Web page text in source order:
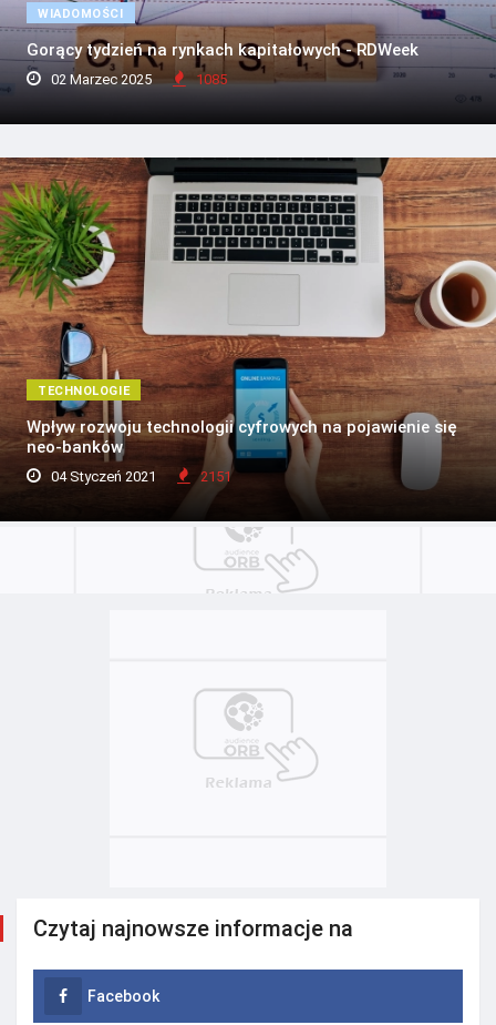
WIADOMOŚCI
Gorący tydzień na rynkach kapitałowych - RDWeek
02 Marzec 2025 1085
TECHNOLOGIE
Wpływ rozwoju technologii cyfrowych na pojawienie się
neo-banków
04 Styczeń 2021 2151
Czytaj najnowsze informacje na
Facebook